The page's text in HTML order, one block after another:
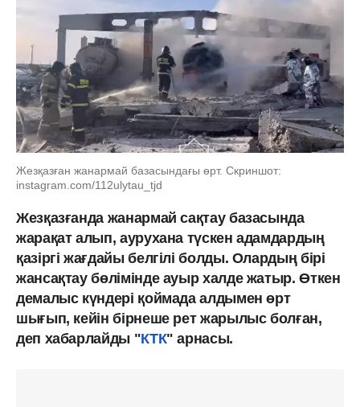
Жезқазған жанармай базасындағы өрт. Скриншот:
instagram.com/112ulytau_tjd
Жезқазғанда жанармай сақтау базасында
жарақат алып, аурухана түскен адамдардың
қазіргі жағдайы белгілі болды. Олардың бірі
жансақтау бөлімінде ауыр халде жатыр. Өткен
демалыс күндері қоймада алдымен өрт
шығып, кейін бірнеше рет жарылыс болған,
деп хабарлайды "КТК" арнасы.